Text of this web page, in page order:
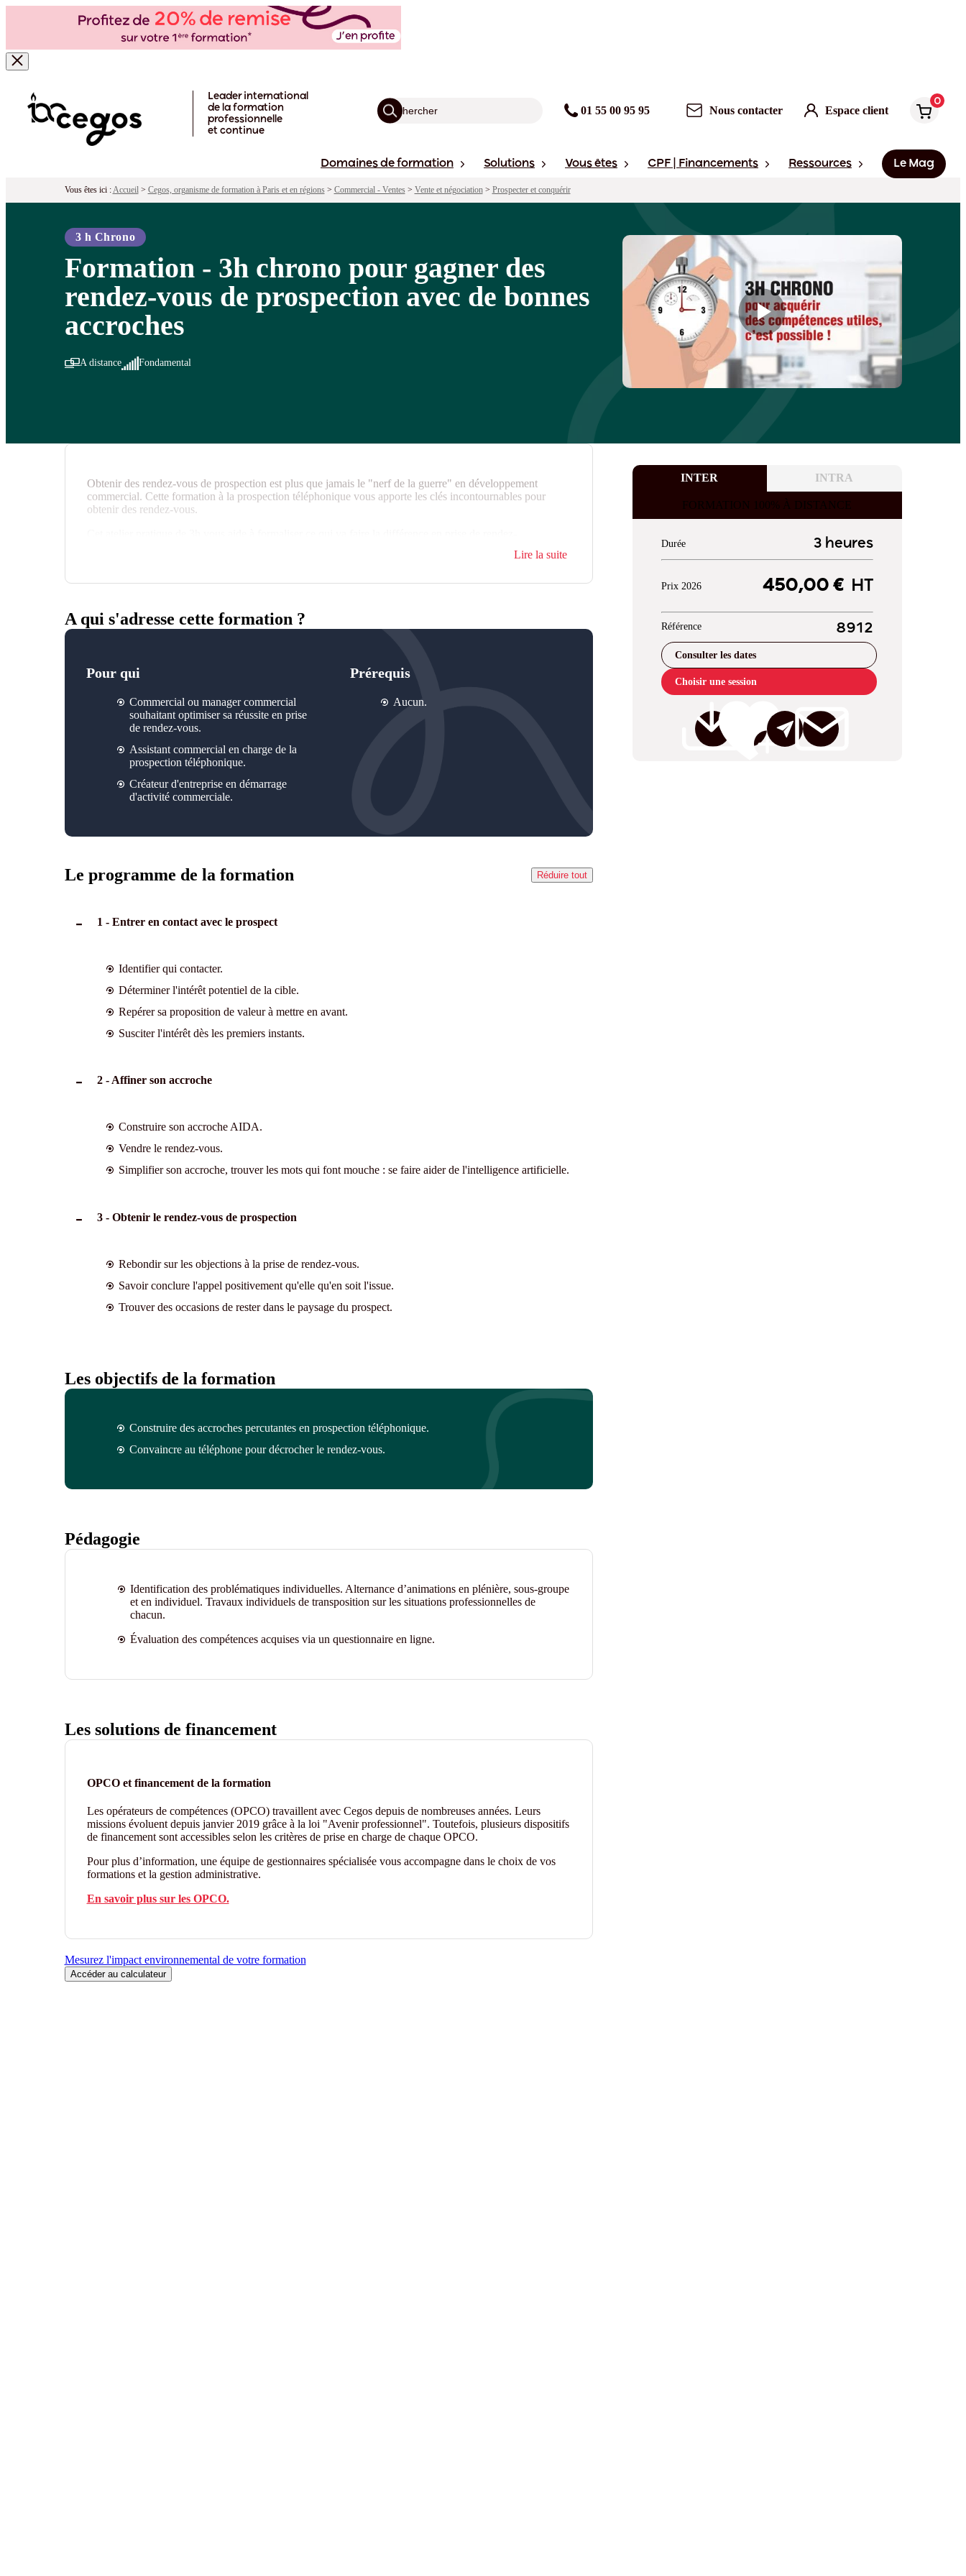
Leader international
de la formation
professionnelle
et continue
01 55 00 95 95 Nous contacter Espace client
0
Domaines de formation Solutions Vous êtes CPF | Financements Ressources Le Mag
Vous êtes ici :Accueil> Cegos, organisme de formation à Paris et en régions> Commercial - Ventes> Vente et négociation> Prospecter et conquérir
3 h Chrono
Formation - 3h chrono pour gagner des
rendez-vous de prospection avec de bonnes
accroches
A distance Fondamental
INTER INTRA
FORMATION 100% À DISTANCE
Durée 3 heures
Prix 2026 450,00 €HT
Référence 8912
Consulter les dates
Choisir une session
Obtenir des rendez-vous de prospection est plus que jamais le "nerf de la guerre" en développement
commercial. Cette formation à la prospection téléphonique vous apporte les clés incontournables pour
obtenir des rendez-vous.
pour affuter ses arguments et l'accompagnement du formateur, vous repartirez avec votre accrocheLire la suite
A qui s'adresse cette formation ?
Pour qui
Commercial ou manager commercial
souhaitant optimiser sa réussite en prise
de rendez-vous.
Assistant commercial en charge de la
prospection téléphonique.
Créateur d'entreprise en démarrage
d'activité commerciale.
Prérequis
Aucun.
Le programme de la formation Réduire tout
1 - Entrer en contact avec le prospect
Identifier qui contacter.
Déterminer l'intérêt potentiel de la cible.
Repérer sa proposition de valeur à mettre en avant.
Susciter l'intérêt dès les premiers instants.
2 - Affiner son accroche
Construire son accroche AIDA.
Vendre le rendez-vous.
Simplifier son accroche, trouver les mots qui font mouche : se faire aider de l'intelligence artificielle.
3 - Obtenir le rendez-vous de prospection
Rebondir sur les objections à la prise de rendez-vous.
Savoir conclure l'appel positivement qu'elle qu'en soit l'issue.
Trouver des occasions de rester dans le paysage du prospect.
Les objectifs de la formation
Construire des accroches percutantes en prospection téléphonique.
Convaincre au téléphone pour décrocher le rendez-vous.
Pédagogie
Identification des problématiques individuelles. Alternance d’animations en plénière, sous-groupe
et en individuel. Travaux individuels de transposition sur les situations professionnelles de
chacun.
Évaluation des compétences acquises via un questionnaire en ligne.
Les solutions de financement
OPCO et financement de la formation
Les opérateurs de compétences (OPCO) travaillent avec Cegos depuis de nombreuses années. Leurs
missions évoluent depuis janvier 2019 grâce à la loi "Avenir professionnel". Toutefois, plusieurs dispositifs
de financement sont accessibles selon les critères de prise en charge de chaque OPCO.
Pour plus d’information, une équipe de gestionnaires spécialisée vous accompagne dans le choix de vos
formations et la gestion administrative.
En savoir plus sur les OPCO.
Mesurez l'impact environnemental de votre formation
Accéder au calculateur
Formation - 3h chrono pour gagner des rendez-vous de prospection avec de bonnes accroches
Pour qui ? Programme Objectifs Pédagogie Financement